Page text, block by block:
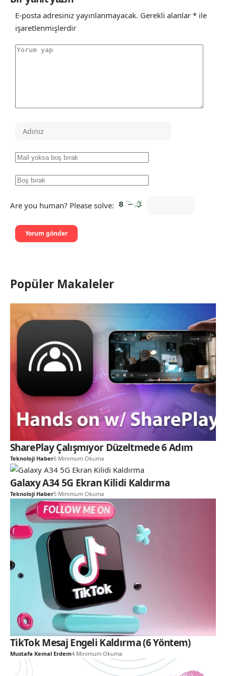
E-posta adresiniz yayınlanmayacak. Gerekli alanlar * ile
işaretlenmişlerdir
Are you human? Please solve:
Popüler Makaleler
SharePlay Çalışmıyor Düzeltmede 6 Adım
Teknoloji Haber6 Minimum Okuma
Galaxy A34 5G Ekran Kilidi Kaldırma
Teknoloji Haber5 Minimum Okuma
TikTok Mesaj Engeli Kaldırma (6 Yöntem)
Mustafa Kemal Erdem4 Minimum Okuma